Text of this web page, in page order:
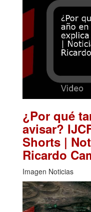
¿Por qué
avisar?
Shorts |
Ricardo
Imagen Noticias